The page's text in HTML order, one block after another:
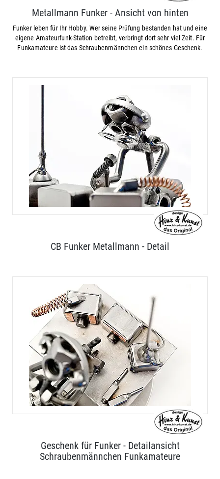
Metallmann Funker - Ansicht von hinten
Funker leben für Ihr Hobby. Wer seine Prüfung bestanden hat und eine
eigene Amateurfunk-Station betreibt, verbringt dort sehr viel Zeit. Für
Funkamateure ist das Schraubenmännchen ein schönes Geschenk.
CB Funker Metallmann - Detail
Geschenk für Funker - Detailansicht
Schraubenmännchen Funkamateure